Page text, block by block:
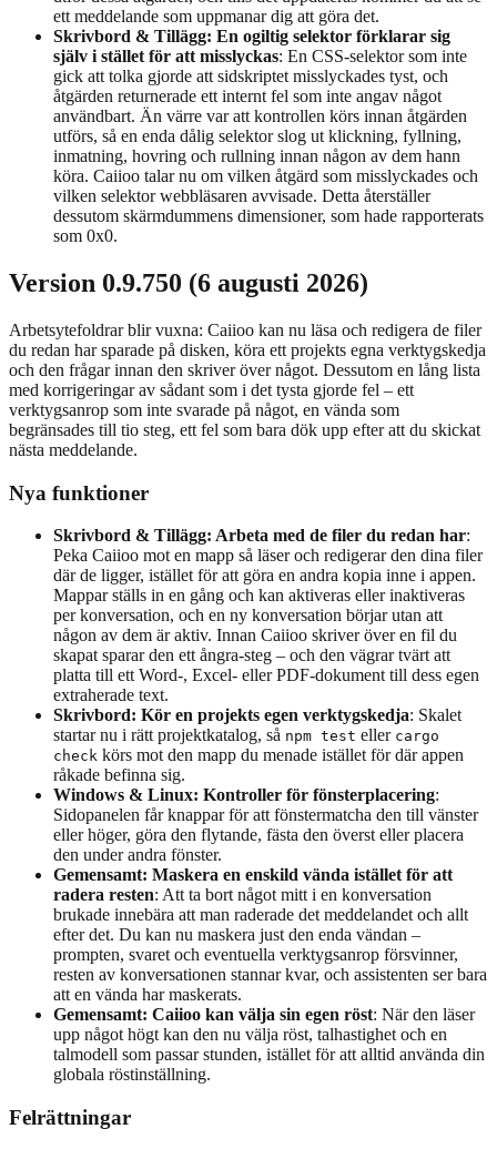
ett meddelande som uppmanar dig att göra det.
Skrivbord & Tillägg: En ogiltig selektor förklarar sig
själv i stället för att misslyckas: En CSS-selektor som inte
gick att tolka gjorde att sidskriptet misslyckades tyst, och
åtgärden returnerade ett internt fel som inte angav något
användbart. Än värre var att kontrollen körs innan åtgärden
utförs, så en enda dålig selektor slog ut klickning, fyllning,
inmatning, hovring och rullning innan någon av dem hann
köra. Caiioo talar nu om vilken åtgärd som misslyckades och
vilken selektor webbläsaren avvisade. Detta återställer
dessutom skärmdummens dimensioner, som hade rapporterats
som 0x0.
Version 0.9.750 (6 augusti 2026)
Arbetsytefoldrar blir vuxna: Caiioo kan nu läsa och redigera de filer
du redan har sparade på disken, köra ett projekts egna verktygskedja
och den frågar innan den skriver över något. Dessutom en lång lista
med korrigeringar av sådant som i det tysta gjorde fel – ett
verktygsanrop som inte svarade på något, en vända som
begränsades till tio steg, ett fel som bara dök upp efter att du skickat
nästa meddelande.
Nya funktioner
Skrivbord & Tillägg: Arbeta med de filer du redan har:
Peka Caiioo mot en mapp så läser och redigerar den dina filer
där de ligger, istället för att göra en andra kopia inne i appen.
Mappar ställs in en gång och kan aktiveras eller inaktiveras
per konversation, och en ny konversation börjar utan att
någon av dem är aktiv. Innan Caiioo skriver över en fil du
skapat sparar den ett ångra-steg – och den vägrar tvärt att
platta till ett Word-, Excel- eller PDF-dokument till dess egen
extraherade text.
Skrivbord: Kör en projekts egen verktygskedja: Skalet
startar nu i rätt projektkatalog, så npm test eller cargo
check körs mot den mapp du menade istället för där appen
råkade befinna sig.
Windows & Linux: Kontroller för fönsterplacering:
Sidopanelen får knappar för att fönstermatcha den till vänster
eller höger, göra den flytande, fästa den överst eller placera
den under andra fönster.
Gemensamt: Maskera en enskild vända istället för att
radera resten: Att ta bort något mitt i en konversation
brukade innebära att man raderade det meddelandet och allt
efter det. Du kan nu maskera just den enda vändan –
prompten, svaret och eventuella verktygsanrop försvinner,
resten av konversationen stannar kvar, och assistenten ser bara
att en vända har maskerats.
Gemensamt: Caiioo kan välja sin egen röst: När den läser
upp något högt kan den nu välja röst, talhastighet och en
talmodell som passar stunden, istället för att alltid använda din
globala röstinställning.
Felrättningar